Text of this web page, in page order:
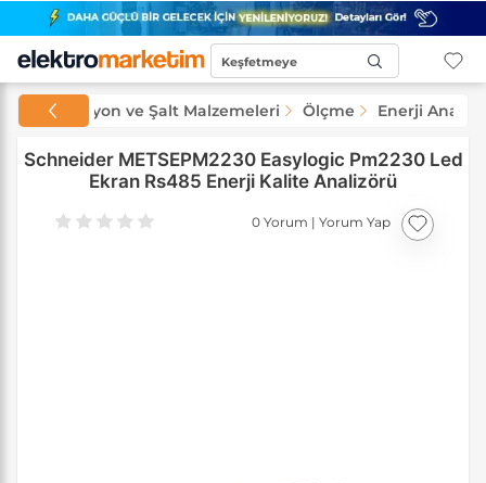
Keşfetmeye
Otomasyon ve Şalt Malzemeleri Ölçme Enerji
Schneider METSEPM2230 Easylogic Pm2230 Led
Ekran Rs485 Enerji Kalite Analizörü
0 Yorum | Yorum Yap